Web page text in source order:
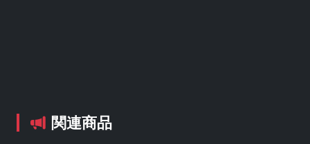
関連商品